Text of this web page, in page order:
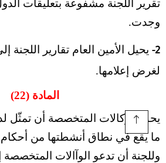
تقرير اللجنة مشفوعة بتعليقات
وجدت.
2- يحيل الأمين العام تقارير اللجنة
لغرض إعلامها.
المادة (22)
يحق للوكالات المتخصصة أن تمثّل
ما يقع في نطاق أنشطتها من أحكام
وللجنة أن تدعو الوآالات